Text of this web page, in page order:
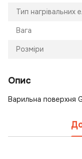
Тип нагрівальних
Вага
Розміри
Опис
Варильна поверхня